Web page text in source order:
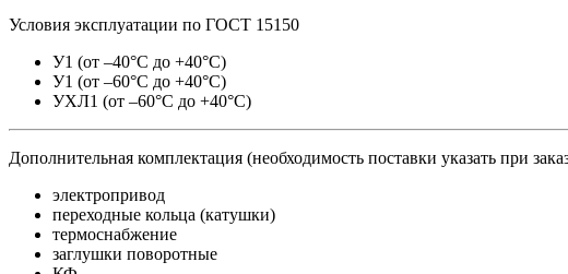
Условия эксплуатации по ГОСТ 15150
У1 (от –40°С до +40°С)
У1 (от –60°С до +40°С)
УХЛ1 (от –60°С до +40°С)
Дополнительная комплектация (необходимость поставки указать при
электропривод
переходные кольца (катушки)
термоснабжение
заглушки поворотные